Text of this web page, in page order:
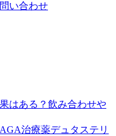
い合わせ
はある？飲み合わせや
治療薬デュタステリ